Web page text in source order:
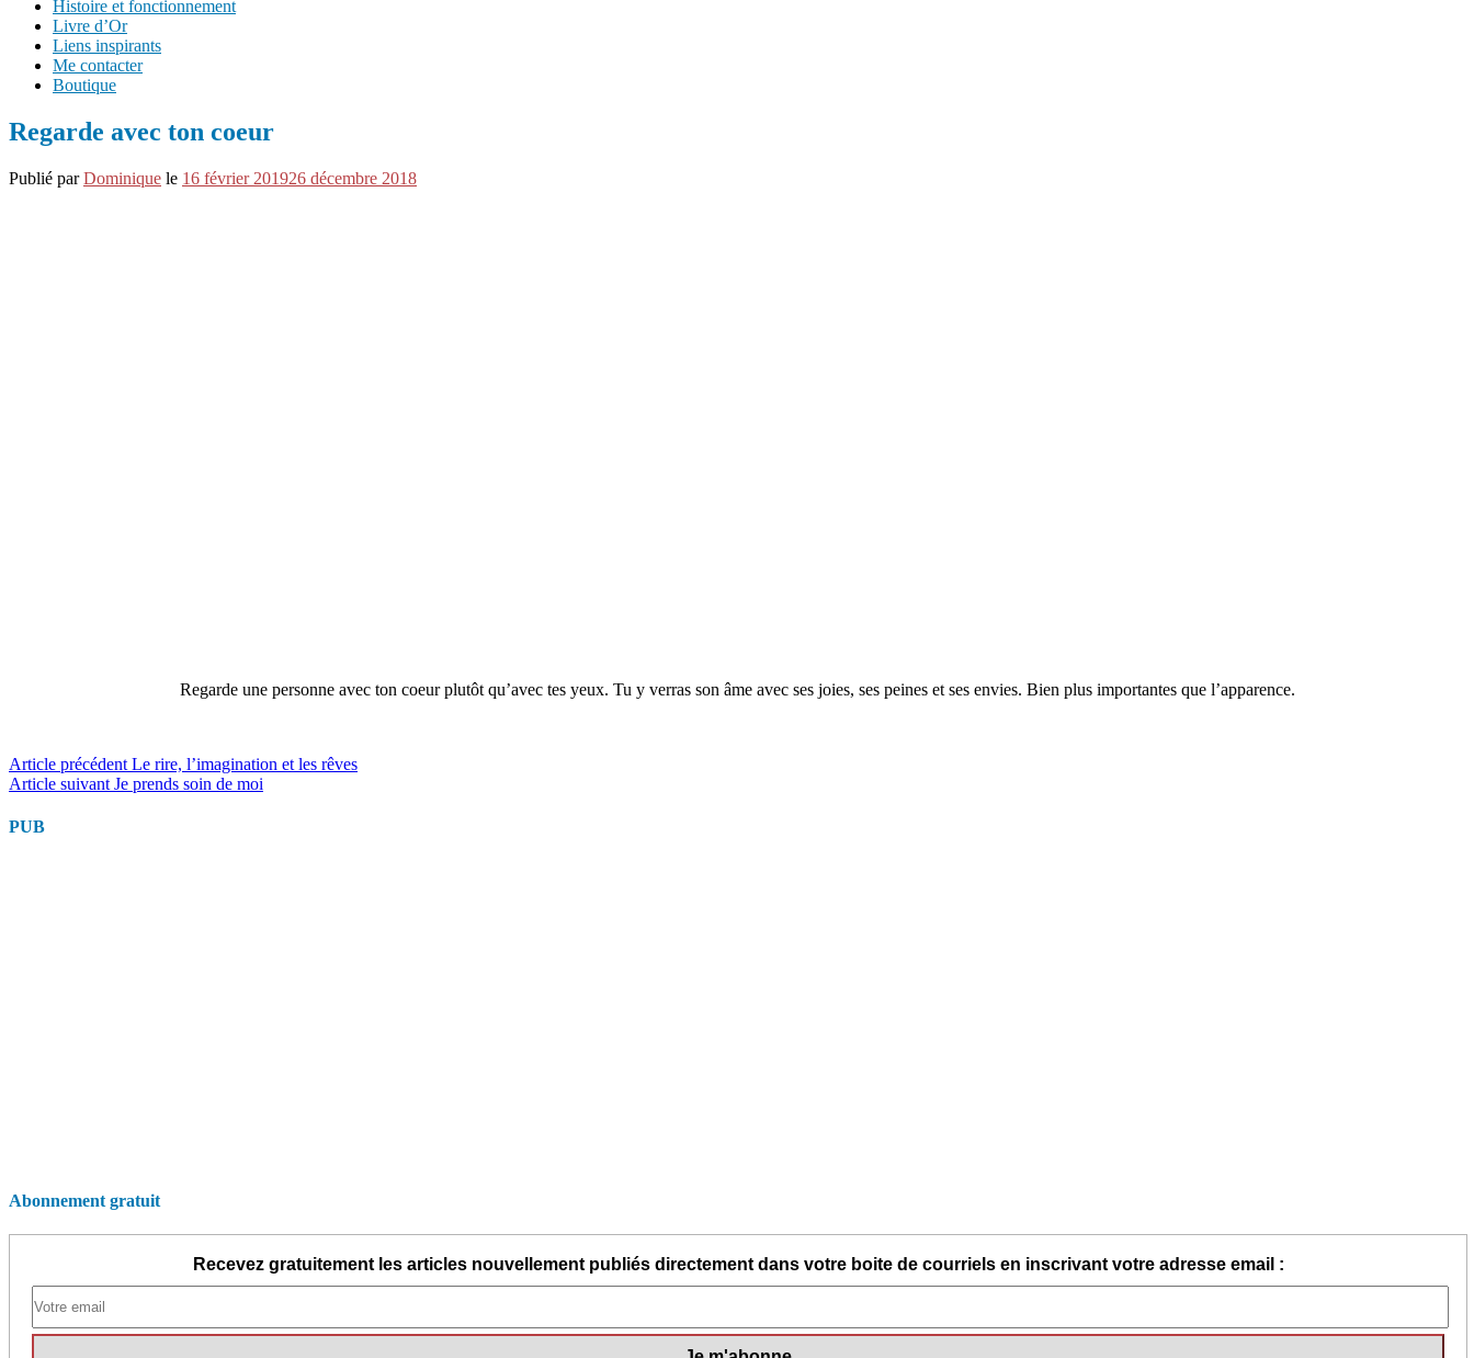
Histoire et fonctionnement
Livre d’Or
Liens inspirants
Me contacter
Boutique
Regarde avec ton coeur
Publié parDominique le 16 février 201926 décembre 2018
Regarde une personne avec ton coeur plutôt qu’avec tes yeux. Tu y verras son âme avec ses joies, ses peines et ses envies. Bien plus importantes que l’apparence.
Lire
la
suite
Article précédent Le rire, l’imagination et les rêves
Article suivant Je prends soin de moi
PUB
Abonnement gratuit
Recevez gratuitement les articles nouvellement publiés directement dans votre boite de courriels en inscrivant votre adresse email :